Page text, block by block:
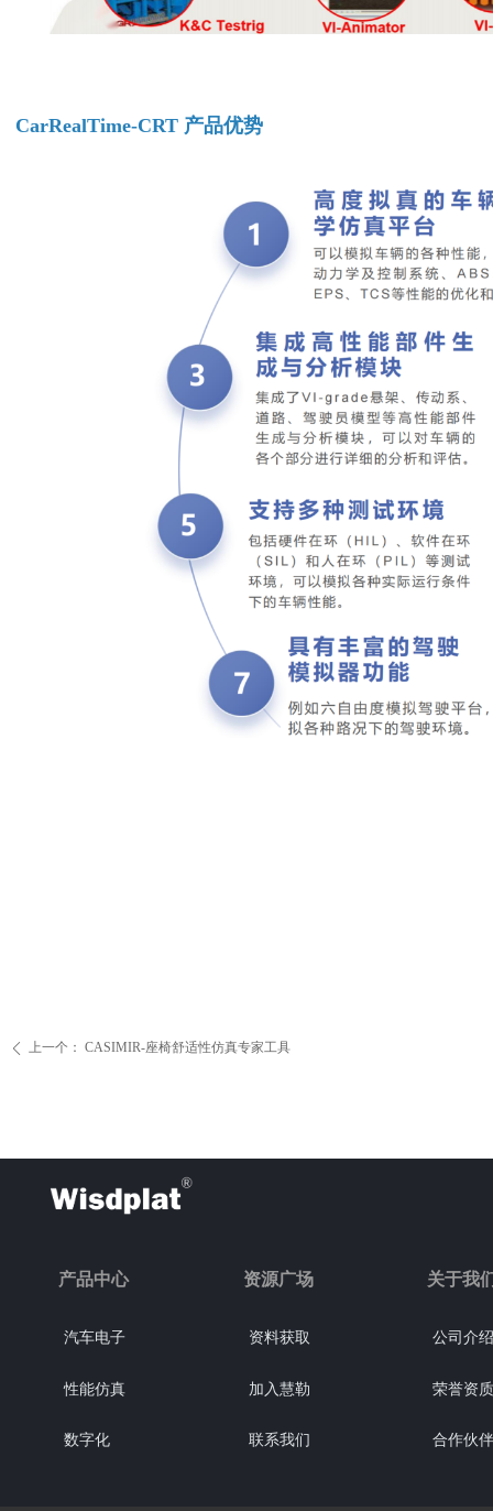
ꄴ 上一个： CASIMIR-座椅舒适性仿真专家工具
CarRealTime-CRT 产品优势
产品中心
汽车电子
性能仿真
数字化
资料获取
加入慧勒
联系我们
资源广场
公司介绍
荣誉资质
合作伙伴
关于我